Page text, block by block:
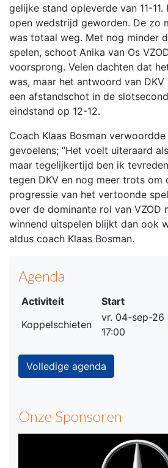
gelijke stand opleverde van 11-
open wedstrijd geworden. De zo
was totaal weg. Met nog minder
spelen, schoot Anika van Os
voorsprong. Velen dachten dat
was, maar het antwoord van
een afstandschot in de
eindstand op 12-12.
Coach Klaas Bosman
gevoelens; “Het voelt uiteraard
maar tegelijkertijd ben ik
tegen DKV en nog meer trots om
progressie van het vertoonde
over de dominante rol van VZOD
winnend uitspelen blijkt dan ook
aldus coach Klaas Bosman.
Agenda
Activiteit Start
Koppelschieten
vr. 04-sep-26
17:00
Volledige agenda
Onze Sponsoren